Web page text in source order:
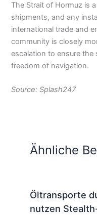
The Strait of Hormuz is
shipments, and any
international trade and
community is closely
escalation to ensure
freedom of navigation.
Source: Splash247
Ähnliche
Öltransporte
nutzen